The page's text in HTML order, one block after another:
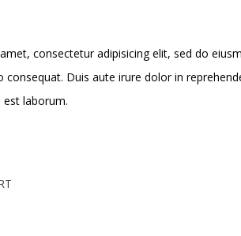
consectetur adipisicing elit, sed do
consequat. Duis aute irure dolor in
laborum.